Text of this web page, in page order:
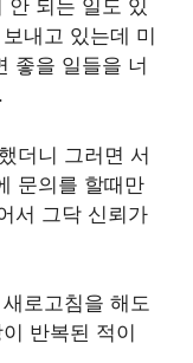
안 되는 일도 있
내고 있는데 미
좋을 일들을 너
더니 그러면 서
문의를 할때만
서 그닥 신뢰가
로고침을 해도
반복된 적이